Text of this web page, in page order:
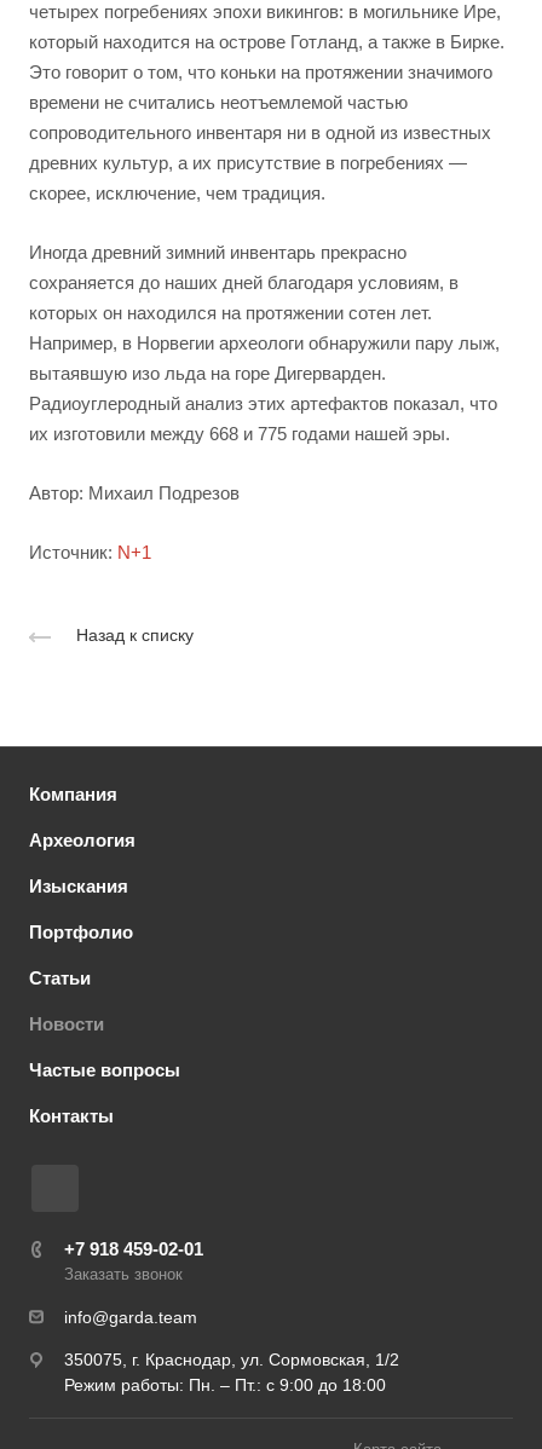
четырех погребениях эпохи викингов: в могильнике Ире,
который находится на острове Готланд, а также в Бирке.
Это говорит о том, что коньки на протяжении значимого
времени не считались неотъемлемой частью
сопроводительного инвентаря ни в одной из известных
древних культур, а их присутствие в погребениях —
скорее, исключение, чем традиция.
Иногда древний зимний инвентарь прекрасно
сохраняется до наших дней благодаря условиям, в
которых он находился на протяжении сотен лет.
Например, в Норвегии археологи обнаружили пару лыж,
вытаявшую изо льда на горе Дигерварден.
Радиоуглеродный анализ этих артефактов показал, что
их изготовили между 668 и 775 годами нашей эры.
Автор: Михаил Подрезов
Источник: N+1
Назад к списку
Компания
Археология
Изыскания
Портфолио
Статьи
Новости
Частые вопросы
Контакты
+7 918 459-02-01
Заказать звонок
info@garda.team
350075, г. Краснодар, ул. Сормовская, 1/2
Режим работы: Пн. – Пт.: с 9:00 до 18:00